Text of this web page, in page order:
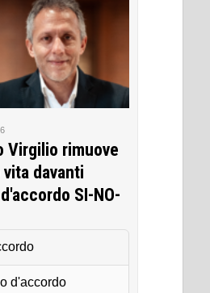
Virgilio rimuove
davanti
SI-NO-
d'accordo